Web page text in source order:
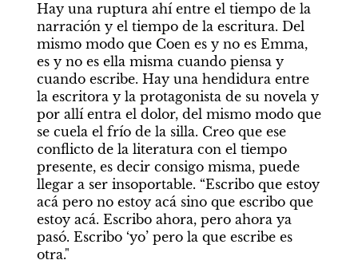
Hay una ruptura ahí entre el tiempo de la
narración y el tiempo de la escritura. Del
mismo modo que Coen es y no es Emma,
es y no es ella misma cuando piensa y
cuando escribe. Hay una hendidura entre
la escritora y la protagonista de su novela y
por allí entra el dolor, del mismo modo que
se cuela el frío de la silla. Creo que ese
conflicto de la literatura con el tiempo
presente, es decir consigo misma, puede
llegar a ser insoportable. “Escribo que estoy
acá pero no estoy acá sino que escribo que
estoy acá. Escribo ahora, pero ahora ya
pasó. Escribo ‘yo’ pero la que escribe es
otra."